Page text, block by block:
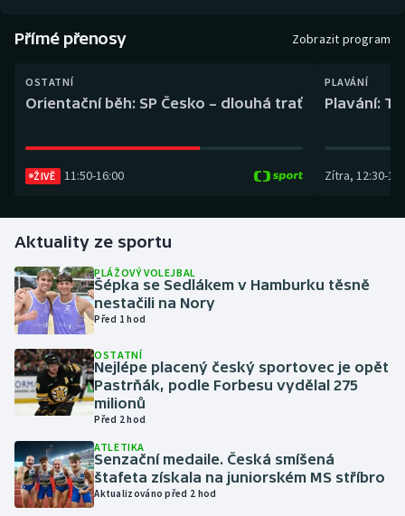
Box
Curling
Golf
Gymnastika
Házená
Jezdectví
Judo
Krasobruslení
Lezení
Přímé přenosy Zobrazit program
OSTATNÍ
Orientační běh: SP Česko – dlouhá trať
ŽIVĚ 11:50-16:00
PLAVÁNÍ
Plavání:
Zítra, 12:30-
Aktuality ze sportu
PLÁŽOVÝ VOLEJBAL
Šépka se Sedlákem v Hamburku těsně
nestačili na Nory
Před 1 hod
OSTATNÍ
Nejlépe placený český sportovec je opět
Pastrňák, podle Forbesu vydělal 275
milionů
Před 2 hod
ATLETIKA
Senzační medaile. Česká smíšená
štafeta získala na juniorském MS stříbro
Aktualizováno před 2 hod